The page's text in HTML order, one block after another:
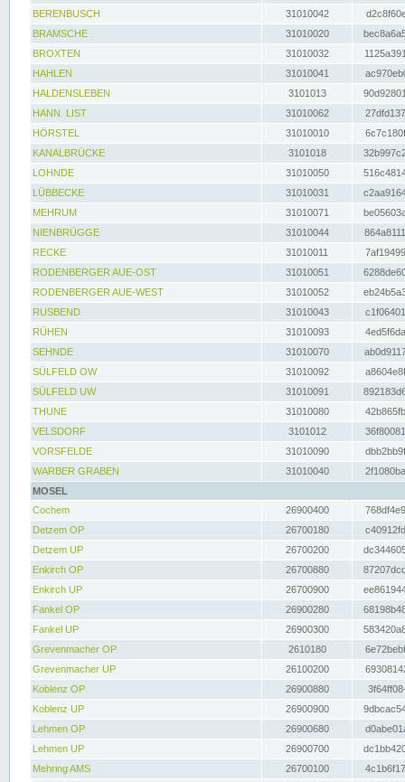
BERENBUSCH
31010042
BRAMSCHE
31010020
BROXTEN
31010032
HAHLEN
31010041
HALDENSLEBEN
3101013
HANN. LIST
31010062
HÖRSTEL
31010010
KANALBRÜCKE
3101018
LOHNDE
31010050
LÜBBECKE
31010031
MEHRUM
31010071
NIENBRÜGGE
31010044
RECKE
31010011
RODENBERGER AUE-OST
31010051
RODENBERGER AUE-WEST
31010052
RUSBEND
31010043
RÜHEN
31010093
SEHNDE
31010070
SÜLFELD OW
31010092
SÜLFELD UW
31010091
THUNE
31010080
VELSDORF
3101012
VORSFELDE
31010090
WARBER GRABEN
31010040
MOSEL
Cochem
26900400
Detzem OP
26700180
Detzem UP
26700200
Enkirch OP
26700880
Enkirch UP
26700900
Fankel OP
26900280
Fankel UP
26900300
Grevenmacher OP
2610180
Grevenmacher UP
26100200
Koblenz OP
26900880
Koblenz UP
26900900
Lehmen OP
26900680
Lehmen UP
26900700
Mehring AMS
26700100